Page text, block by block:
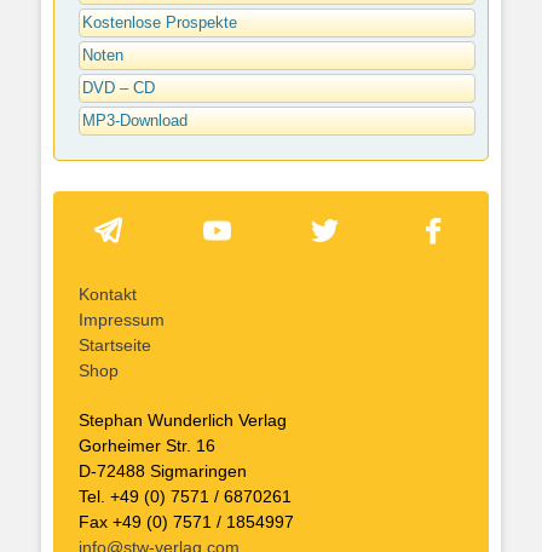
Kostenlose Prospekte
Noten
DVD – CD
MP3-Download
Kontakt
Impressum
Startseite
Shop
Stephan Wunderlich Verlag
Gorheimer Str. 16
D-72488 Sigmaringen
Tel. +49 (0) 7571 / 6870261
Fax +49 (0) 7571 / 1854997
info@stw-verlag.com